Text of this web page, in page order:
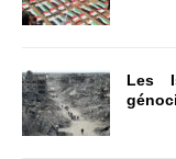
Les